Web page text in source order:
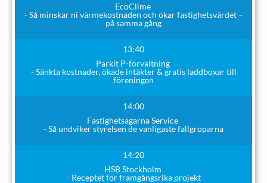
EcoClime
- Så minskar ni värmekostnaden och ökar fastighetsvärdet –
på samma gång
13:40
Parkit P-förvaltning
- Sänkta kostnader, ökade intäkter & gratis laddboxar till
föreningen
14:00
Fastighetsägarna Service
- Så undviker styrelsen de vanligaste fallgroparna
14:20
HSB Stockholm
- Receptet för framgångsrika projekt